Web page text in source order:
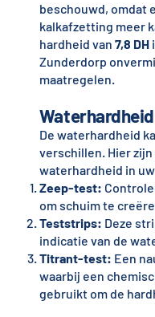
beschouwd, omdat
kalkafzetting meer
hardheid van 7,8 DH
Zunderdorp
maatregelen.
De waterhardheid
verschillen. Hier
waterhardheid in
Zeep-test:
om schuim te
Teststrips: Deze
indicatie van de
Titrant-test: Een
waarbij een
gebruikt om de